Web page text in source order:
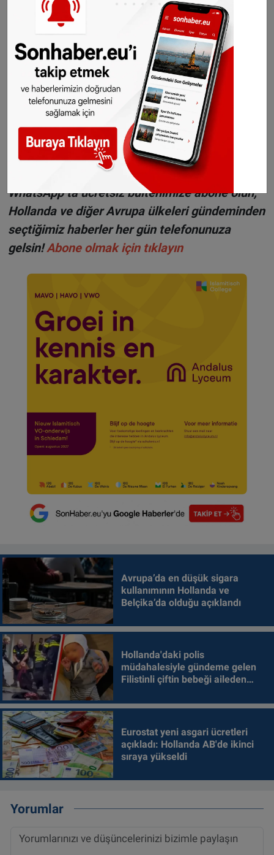
temassız ödeme logosu bulunuyor.
Foto: Sonhaber Arşiv
Sitemizde yayımlanan haberlerin her türlü
hakkıSONHABER.eu
’ya aittir. Haberin linki
kaynak olarak gösterilmeden alınan haberler
için hukuki işlem başlatılacaktır.
Sonhaber'i artık Telegram'da da takip
edebilirsiniz:t.me/sonhabereu
WhatsApp’ta ücretsiz bültenimize abone olun,
Hollanda ve diğer Avrupa ülkeleri gündeminden
seçtiğimiz haberler her gün telefonunuza
gelsin!Abone olmak için tıklayın
Avrupa’da en düşük sigara
kullanımının Hollanda ve
Belçika’da olduğu açıklandı
Hollanda'daki polis
müdahalesiyle gündeme gelen
Filistinli çiftin bebeği aileden
Eurostat yeni asgari ücretleri
açıkladı: Hollanda AB'de ikinci
sıraya yükseldi
Yorumlar